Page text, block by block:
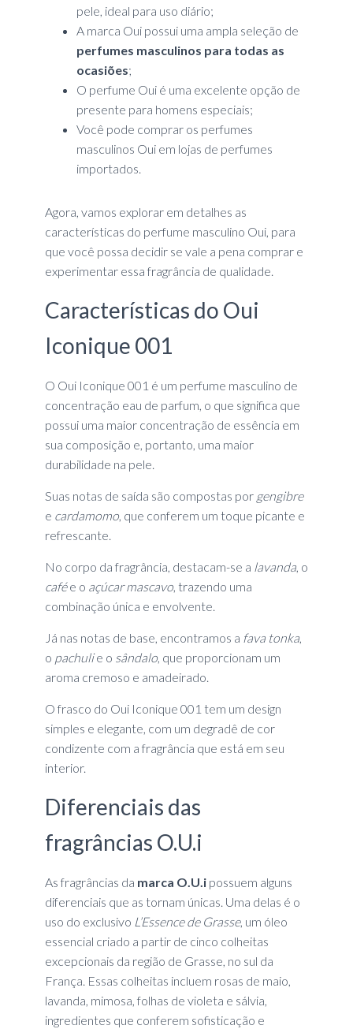
pele, ideal para uso diário;
A marca Oui possui uma ampla seleção de
perfumes masculinos para todas as
ocasiões;
O perfume Oui é uma excelente opção de
presente para homens especiais;
Você pode comprar os perfumes
masculinos Oui em lojas de perfumes
importados.
Agora, vamos explorar em detalhes as
características do perfume masculino Oui, para
que você possa decidir se vale a pena comprar e
experimentar essa fragrância de qualidade.
Características do Oui
Iconique 001
O Oui Iconique 001 é um perfume masculino de
concentração eau de parfum, o que significa que
possui uma maior concentração de essência em
sua composição e, portanto, uma maior
durabilidade na pele.
Suas notas de saída são compostas por gengibre
e cardamomo, que conferem um toque picante e
refrescante.
No corpo da fragrância, destacam-se a lavanda, o
cafée o açúcar mascavo, trazendo uma
combinação única e envolvente.
Já nas notas de base, encontramos a fava tonka,
o pachulie o sândalo, que proporcionam um
aroma cremoso e amadeirado.
O frasco do Oui Iconique 001 tem um design
simples e elegante, com um degradê de cor
condizente com a fragrância que está em seu
interior.
Diferenciais das
fragrâncias O.U.i
As fragrâncias da marca O.U.ipossuem alguns
diferenciais que as tornam únicas. Uma delas é o
uso do exclusivo L’Essence de Grasse, um óleo
essencial criado a partir de cinco colheitas
excepcionais da região de Grasse, no sul da
França. Essas colheitas incluem rosas de maio,
lavanda, mimosa, folhas de violeta e sálvia,
ingredientes que conferem sofisticação e